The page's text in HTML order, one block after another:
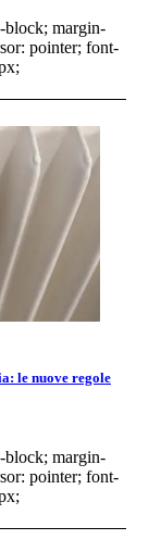
block; margin-
pointer; font-
le nuove regole
block; margin-
pointer; font-